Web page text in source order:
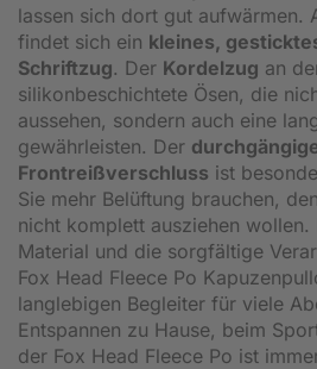
lassen sich dort gut aufwärmen.
findet sich ein kleines,
Schriftzug. Der Kordelzug an
silikonbeschichtete Ösen, die
aussehen, sondern auch eine
gewährleisten. Der
Frontreißverschluss ist
Sie mehr Belüftung brauchen,
nicht komplett ausziehen
Material und die sorgfältige
Fox Head Fleece Po
langlebigen Begleiter für viele
Entspannen zu Hause, beim
der Fox Head Fleece Po ist